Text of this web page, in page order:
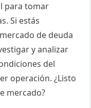
para tomar
Si estás
de deuda
y analizar
del
operación. ¿Listo
mercado?